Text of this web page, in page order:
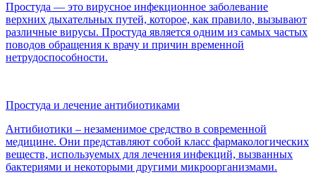
Простуда — это вирусное инфекционное заболевание
верхних дыхательных путей, которое, как правило, вызывают
различные вирусы. Простуда является одним из самых частых
поводов обращения к врачу и причин временной
нетрудоспособности.
Простуда и лечение антибиотиками
Антибиотики – незаменимое средство в современной
медицине. Они представляют собой класс фармакологических
веществ, используемых для лечения инфекций, вызванных
бактериями и некоторыми другими микроорганизмами.